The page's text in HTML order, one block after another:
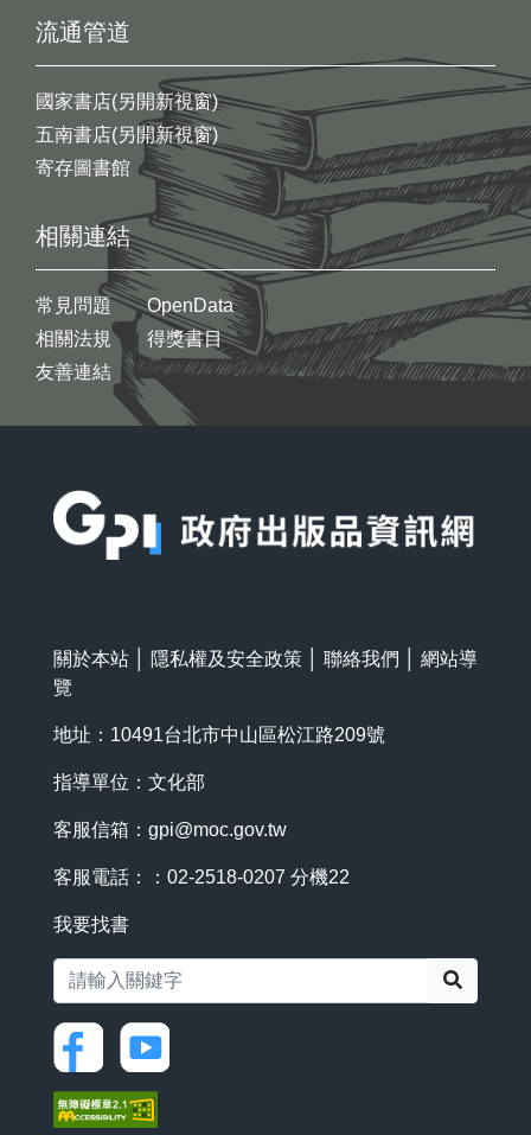
流通管道
國家書店(另開新視窗)
五南書店(另開新視窗)
寄存圖書館
相關連結
常見問題
相關法規
友善連結
OpenData
得獎書目
關於本站 隱私權及安全政策 聯絡我們
網站導
覽
地址：10491台北市中山區松江路209號
指導單位：文化部
客服信箱： gpi@moc.gov.tw
客服電話：：02-2518-0207 分機22
我要找書